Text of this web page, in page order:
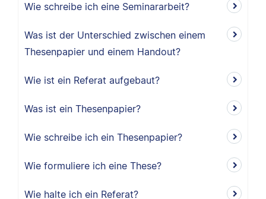
Wie schreibe ich eine Seminararbeit?
Was ist der Unterschied zwischen einem
Thesenpapier und einem Handout?
Wie ist ein Referat aufgebaut?
Was ist ein Thesenpapier?
Wie schreibe ich ein Thesenpapier?
Wie formuliere ich eine These?
Wie halte ich ein Referat?